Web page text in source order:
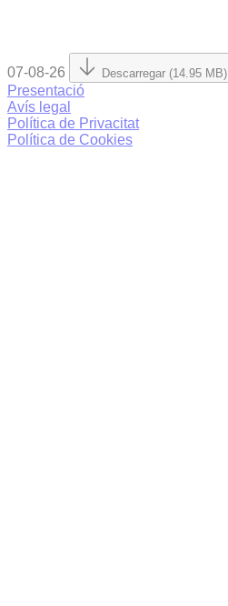
07-08-26 Descarregar (14.95 MB)
Presentació
Avís legal
Política de Privacitat
Política de Cookies